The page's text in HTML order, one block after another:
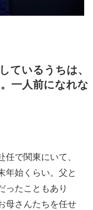
ているうちは、
一人前になれな
で関東にいて、
年始くらい。父と
ったこともあり
母さんたちを任せ